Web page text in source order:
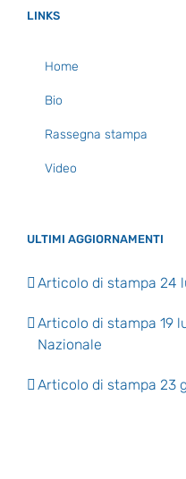
LINKS
Home
Bio
Rassegna stampa
Video
ULTIMI AGGIORNAMENTI
Articolo di stampa 24
Articolo di stampa 19
Nazionale
Articolo di stampa 23